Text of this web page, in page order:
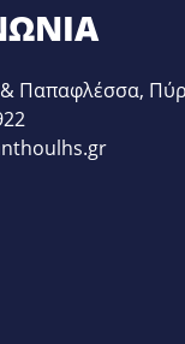
Παπαφλέσσα,